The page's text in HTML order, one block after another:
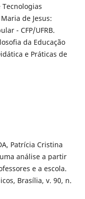
de Jesus:
- CFP/UFRB.
da Educação
e Práticas de
Patrícia Cristina
análise a partir
e a escola.
Brasília, v. 90, n.